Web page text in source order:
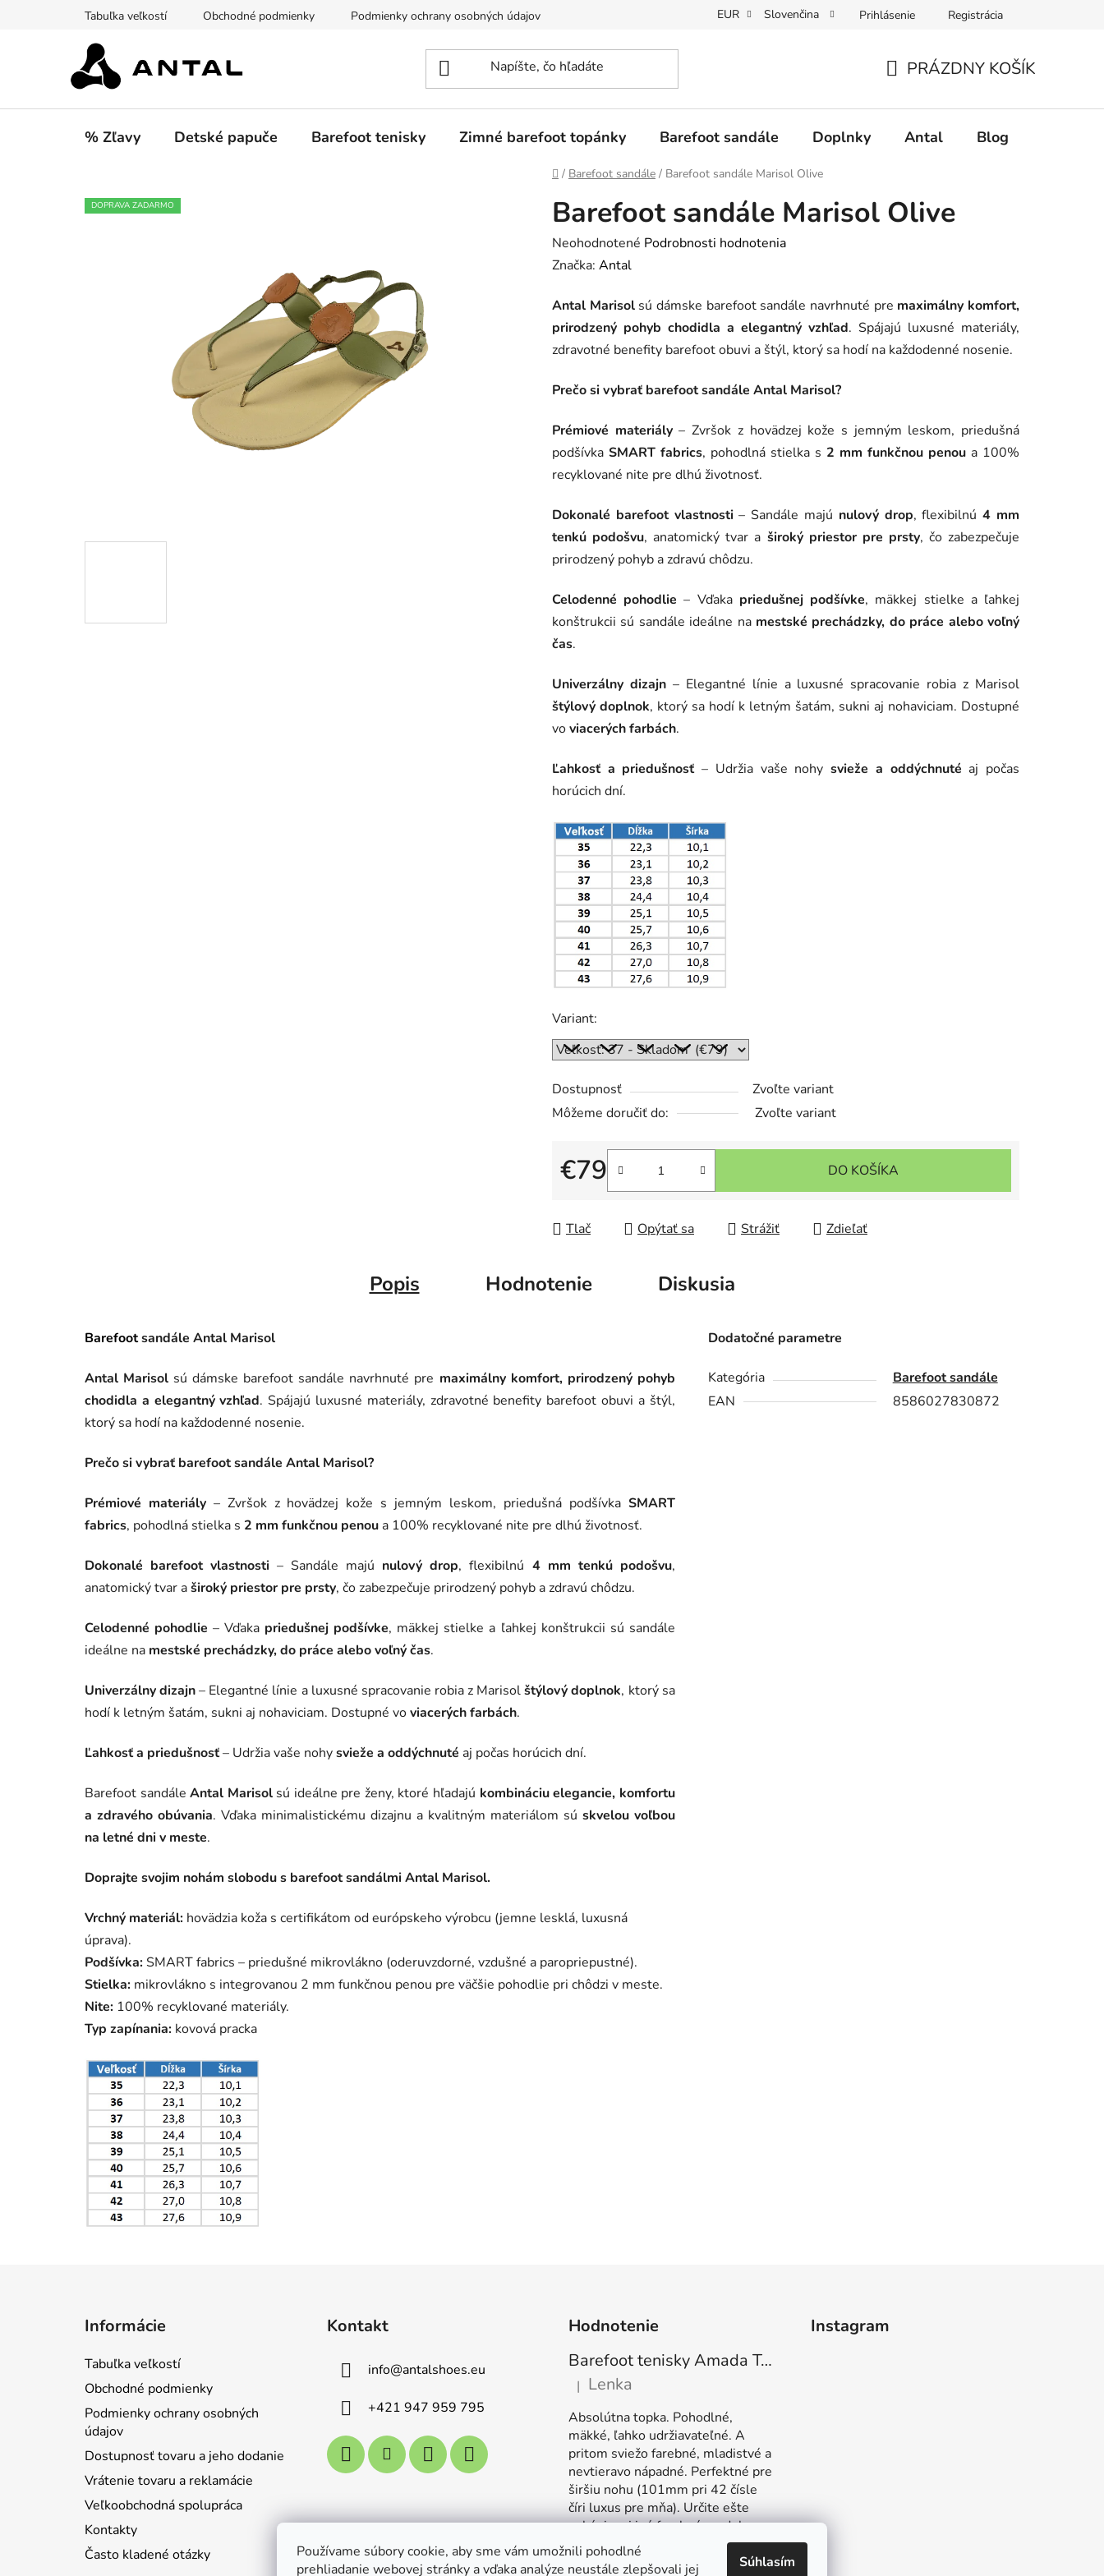
Používame súbory cookie, aby sme vám umožnili pohodlné
prehliadanie webovej stránky a vďaka analýze neustále zlepšovali jej
Súhlasím
Tabuľka veľkostí Obchodné podmienky Podmienky ochrany osobných údajov Dostupnosť tovaru a jeho dodanie Vrátenie tovaru a reklamácie Veľkoobchodná spolupráca
EUR Slovenčina Prihlásenie Registrácia
KOŠÍK
PRÁZDNY KOŠÍK
% Zľavy Detské papuče Barefoot tenisky Zimné barefoot topánky Barefoot sandále Doplnky Antal Blog
Domov
/ Barefoot sandále / Barefoot sandále Marisol Olive
Barefoot sandále Marisol Olive
Priemerné
hodnotenie
je
0,0
z
hviezdičiek.
Neohodnotené Podrobnosti hodnotenia
Značka: Antal
Antal Marisolsú dámske barefoot sandále navrhnuté pre maximálny komfort,
prirodzený pohyb chodidla a elegantný vzhľad. Spájajú luxusné materiály,
zdravotné benefity barefoot obuvi a štýl, ktorý sa hodí na každodenné nosenie.
Prečo si vybrať barefoot sandále Antal Marisol?
Prémiové materiály– Zvršok z hovädzej kože s jemným leskom, priedušná
podšívka SMART fabrics, pohodlná stielka s 2 mm funkčnou penou a 100%
recyklované nite pre dlhú životnosť.
Dokonalé barefoot vlastnosti– Sandále majú nulový drop, flexibilnú4 mm
tenkú podošvu, anatomický tvar a široký priestor pre prsty, čo zabezpečuje
prirodzený pohyb a zdravú chôdzu.
Celodenné pohodlie – Vďaka priedušnej podšívke, mäkkej stielke a ľahkej
konštrukcii sú sandále ideálne na mestské prechádzky, do práce alebo voľný
čas.
Univerzálny dizajn– Elegantné línie a luxusné spracovanie robia z Marisol
štýlový doplnok, ktorý sa hodí k letným šatám, sukni aj nohaviciam. Dostupné
voviacerých farbách.
Ľahkosť a priedušnosť– Udržia vaše nohysvieže a oddýchnuté aj počas
horúcich dní.
Variant:
Dostupnosť
Zvoľte variant
Môžeme doručiť do:
Zvoľte variant
€79
Jednotková cena:
DO KOŠÍKA
Tlač Opýtať sa Strážiť Zdieľať
DOPRAVA ZADARMO
Popis Hodnotenie Diskusia
Barefootsandále Antal Marisol
Antal Marisol sú dámske barefoot sandále navrhnuté pre maximálny komfort, prirodzený pohyb
chodidla a elegantný vzhľad. Spájajú luxusné materiály, zdravotné benefity barefoot obuvi a štýl,
ktorý sa hodí na každodenné nosenie.
Prečo si vybrať barefoot sandále Antal Marisol?
Prémiové materiály– Zvršok z hovädzej kože s jemným leskom, priedušná podšívka SMART
fabrics, pohodlná stielka s 2 mm funkčnou penou a 100% recyklované nite pre dlhú životnosť.
Dokonalé barefoot vlastnosti – Sandále majú nulový drop, flexibilnú 4 mm tenkú podošvu,
anatomický tvar aširoký priestor pre prsty, čo zabezpečuje prirodzený pohyb a zdravú chôdzu.
Celodenné pohodlie – Vďaka priedušnej podšívke, mäkkej stielke a ľahkej konštrukcii sú sandále
ideálne na mestské prechádzky, do práce alebo voľný čas.
Univerzálny dizajn– Elegantné línie a luxusné spracovanie robia z Marisolštýlový doplnok, ktorý sa
hodí k letným šatám, sukni aj nohaviciam. Dostupné voviacerých farbách.
Ľahkosť a priedušnosť– Udržia vaše nohysvieže a oddýchnuté aj počas horúcich dní.
Barefoot sandáleAntal Marisolsú ideálne pre ženy, ktoré hľadajú kombináciu elegancie, komfortu
a zdravého obúvania. Vďaka minimalistickému dizajnu a kvalitným materiálom sú skvelou voľbou
na letné dni v meste.
Doprajte svojim nohám slobodu s barefoot sandálmi Antal Marisol.
Vrchný materiál: hovädzia koža s certifikátom od európskeho výrobcu (jemne lesklá, luxusná
úprava).
Podšívka:SMART fabrics – priedušné mikrovlákno (oderuvzdorné, vzdušné a paropriepustné).
Stielka: mikrovlákno s integrovanou 2 mm funkčnou penou pre väčšie pohodlie pri chôdzi v meste.
Nite: 100% recyklované materiály.
Typ zapínania: kovová pracka
Dodatočné parametre
Kategória
Barefoot sandále
EAN
8586027830872
Informácie
Tabuľka veľkostí
Obchodné podmienky
Podmienky ochrany osobných
údajov
Dostupnosť tovaru a jeho dodanie
Vrátenie tovaru a reklamácie
Veľkoobchodná spolupráca
Kontakty
Často kladené otázky
Kontakt
info@antalshoes.eu
+421 947 959 795
Hodnotenie
Barefoot tenisky Amada Tea green
Hodnotenie produktu je 5 z 5 hviezdičiek.
| Lenka
Absolútna topka. Pohodlné,
mäkké, ľahko udržiavateľné. A
pritom sviežo farebné, mladistvé a
nevtieravo nápadné. Perfektné pre
širšiu nohu (101mm pri 42 čísle
číri luxus pre mňa). Určite ešte
nakúpim aj iné farebné modely.
Instagram